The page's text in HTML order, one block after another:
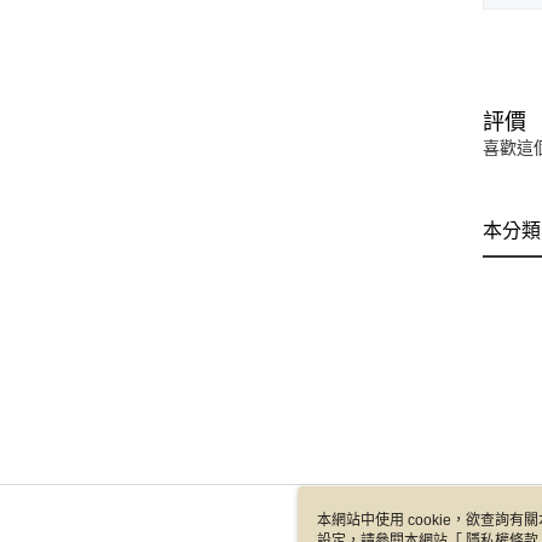
評價
喜歡這
本分
本網站中使用 cookie，欲查詢有